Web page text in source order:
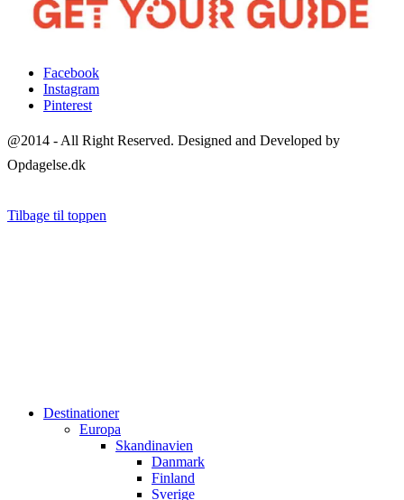
Facebook
Instagram
Pinterest
@2014 - All Right Reserved. Designed and Developed by
Opdagelse.dk
Tilbage til toppen
Destinationer
Europa
Skandinavien
Danmark
Finland
Sverige